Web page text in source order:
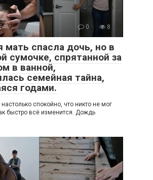
0 8
мать спасла дочь, но в
сумочке, спрятанной за
в ванной,
семейная тайна,
годами.
спокойно, что никто не мог
быстро всё изменится. Дождь